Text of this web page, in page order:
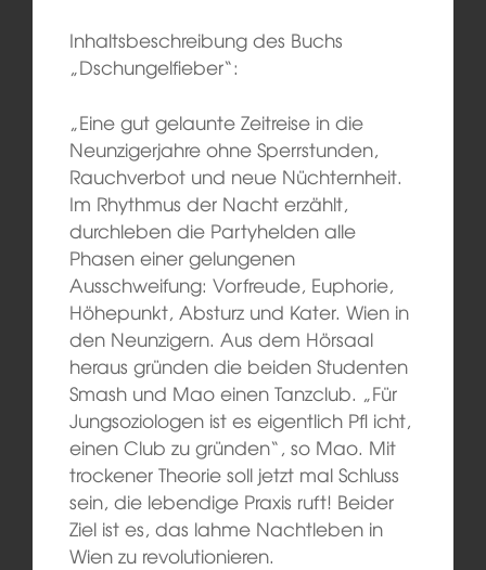
Inhaltsbeschreibung des Buchs
„Dschungelfieber“:
„Eine gut gelaunte Zeitreise in die
Neunzigerjahre ohne Sperrstunden,
Rauchverbot und neue Nüchternheit.
Im Rhythmus der Nacht erzählt,
durchleben die Partyhelden alle
Phasen einer gelungenen
Ausschweifung: Vorfreude, Euphorie,
Höhepunkt, Absturz und Kater. Wien in
den Neunzigern. Aus dem Hörsaal
heraus gründen die beiden Studenten
Smash und Mao einen Tanzclub. „Für
Jungsoziologen ist es eigentlich Pfl icht,
einen Club zu gründen“, so Mao. Mit
trockener Theorie soll jetzt mal Schluss
sein, die lebendige Praxis ruft! Beider
Ziel ist es, das lahme Nachtleben in
Wien zu revolutionieren.